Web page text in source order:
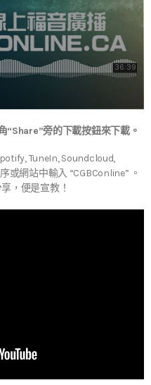
“Share”旁的下載按鈕來下載。
TuneIn, Soundcloud,
網站中輸入 “CGBConline” 。
，便是宣教！